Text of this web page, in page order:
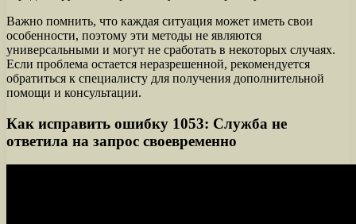
Важно помнить, что каждая ситуация может иметь свои
особенности, поэтому эти методы не являются
универсальными и могут не сработать в некоторых случаях.
Если проблема остается неразрешенной, рекомендуется
обратиться к специалисту для получения дополнительной
помощи и консультации.
Как исправить ошибку 1053: Служба не
ответила на запрос своевременно